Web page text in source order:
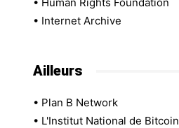
• Internet Archive
Ailleurs
• Plan B Network
• L'Institut National de Bitcoin